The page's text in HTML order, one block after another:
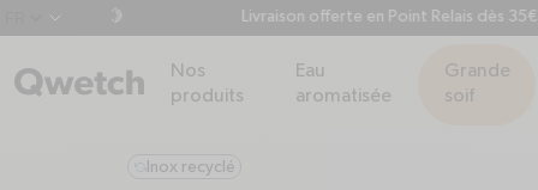
d'achat 🍋 Livraison offerte en Point Relais dès 35€
Nos
produits
Eau
aromatisée
Grande
soif
refresh-ccw
Inox recyclé